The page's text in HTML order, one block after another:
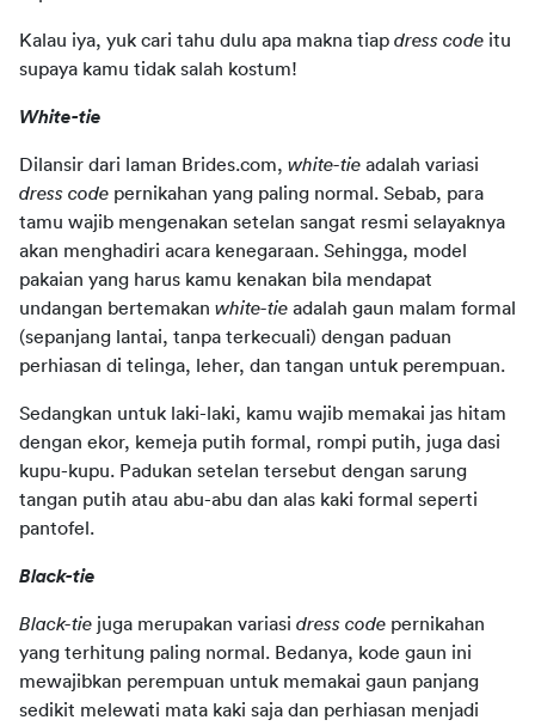
Kalau iya, yuk cari tahu dulu apa makna tiap dress code itu
supaya kamu tidak salah kostum!
White-tie
Dilansir dari laman Brides.com, white-tie
dress code pernikahan yang paling normal. Sebab, para
tamu wajib mengenakan setelan sangat resmi selayaknya
akan menghadiri acara kenegaraan. Sehingga, model
pakaian yang harus kamu kenakan bila mendapat
undangan bertemakan white-tie adalah gaun malam formal
(sepanjang lantai, tanpa terkecuali) dengan paduan
perhiasan di telinga, leher, dan tangan untuk perempuan.
Sedangkan untuk laki-laki, kamu wajib memakai jas hitam
dengan ekor, kemeja putih formal, rompi putih, juga dasi
kupu-kupu. Padukan setelan tersebut dengan sarung
tangan putih atau abu-abu dan alas kaki formal seperti
pantofel.
Black-tie
Black-tie juga merupakan variasi dress code pernikahan
yang terhitung paling normal. Bedanya, kode gaun ini
mewajibkan perempuan untuk memakai gaun panjang
sedikit melewati mata kaki saja dan perhiasan menjadi